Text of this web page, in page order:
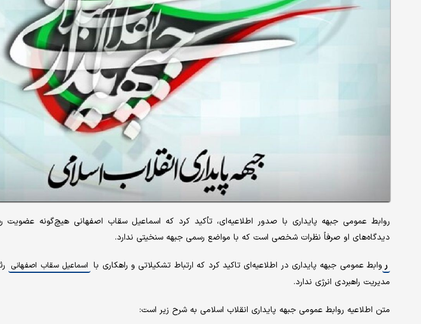
روابط عمومی جبهه پایداری با صدور اطلاعیه‌ای، تأکید کرد که اسماعیل سقاب اصفهانی هیچ‌گونه عضویت
دیدگاه‌های او صرفاً نظرات شخصی است که با مواضع رسمی جبهه سنخیتی ندارد.
ر وابط عمومی جبهه پایداری در اطلاعیه‌ای تاکید کرد که ارتباط تشکیلاتی و راهکاری با اسماعیل سقاب اصفهانی
مدیریت راهبردی انرژی ندارد.
متن اطلاعیه روابط عمومی جبهه پایداری انقلاب اسلامی به شرح زیر است: